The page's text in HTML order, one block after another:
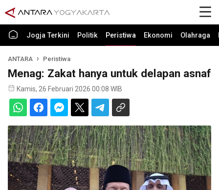
Jogja Terkini Politik Peristiwa Ekonomi Olahraga
ANTARA Peristiwa
Menag: Zakat hanya untuk delapan asnaf
Kamis, 26 Februari 2026 00:08 WIB